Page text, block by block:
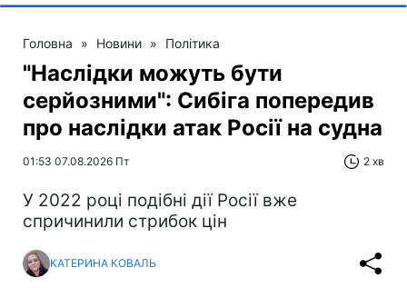
Головна » Новини » Політика
"Наслідки можуть бути
серйозними": Сибіга попередив
про наслідки атак Росії на судна
01:53 07.08.2026 Пт 2 хв
У 2022 році подібні дії Росії вже
спричинили стрибок цін
КАТЕРИНА КОВАЛЬ